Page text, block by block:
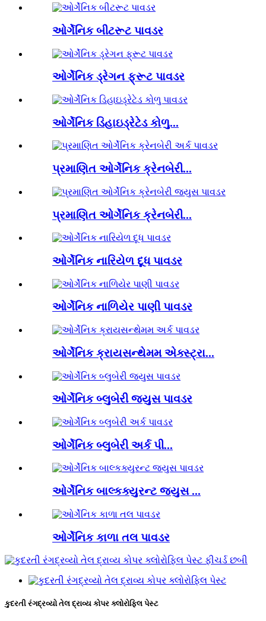
ઓર્ગેનિક બીટરૂટ પાવડર
ઓર્ગેનિક ડ્રેગન ફ્રૂટ પાવડર
ઓર્ગેનિક ડિહાઇડ્રેટેડ કોળુ...
પ્રમાણિત ઓર્ગેનિક ક્રેનબેરી...
પ્રમાણિત ઓર્ગેનિક ક્રેનબેરી...
ઓર્ગેનિક નારિયેળ દૂધ પાવડર
ઓર્ગેનિક નાળિયેર પાણી પાવડર
ઓર્ગેનિક ક્રાયસન્થેમમ એક્સ્ટ્રા...
ઓર્ગેનિક બ્લુબેરી જ્યુસ પાવડર
ઓર્ગેનિક બ્લુબેરી અર્ક પી...
ઓર્ગેનિક બાલ્કક્યુરન્ટ જ્યુસ ...
ઓર્ગેનિક કાળા તલ પાવડર
કુદરતી રંગદ્રવ્યો તેલ દ્રાવ્ય કોપર ક્લોરોફિલ પેસ્ટ